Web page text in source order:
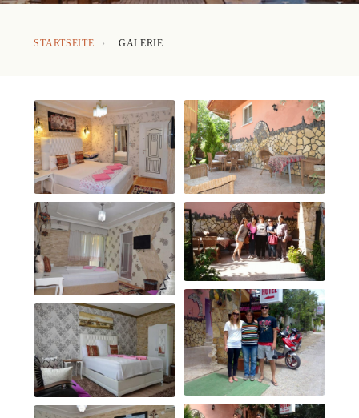
STARTSEITE › GALERIE